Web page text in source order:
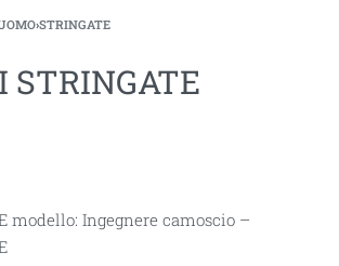
›STRINGATE
STRINGATE
modello: Ingegnere camoscio –